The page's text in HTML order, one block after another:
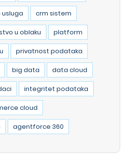
crm sistem
u oblaku platform
privatnost podataka
big data data cloud
integritet podataka
cloud
agentforce 360